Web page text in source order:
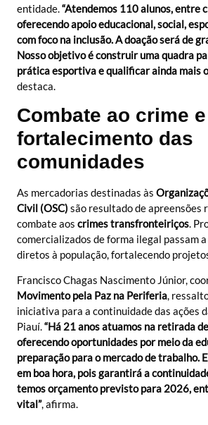
entidade. “Atendemos 110 alunos, entre
oferecendo apoio educacional, social,
com foco na inclusão. A doação será de
Nosso objetivo é construir uma quadra
prática esportiva e qualificar ainda mais
destaca.
Combate ao crime e
fortalecimento das
comunidades
As mercadorias destinadas às
Civil (OSC) são resultado de apreensões
combate aos crimes transfronteiriços.
comercializados de forma ilegal passam
diretos à população, fortalecendo
Francisco Chagas Nascimento Júnior,
Movimento pela Paz na Periferia,
iniciativa para a continuidade das ações
Piauí.“Há 21 anos atuamos na retirada
oferecendo oportunidades por meio da
preparação para o mercado de trabalho.
em boa hora, pois garantirá a
temos orçamento previsto para 2026,
vital”, afirma.